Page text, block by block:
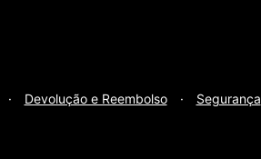
· Devolução e Reembolso · Segurança